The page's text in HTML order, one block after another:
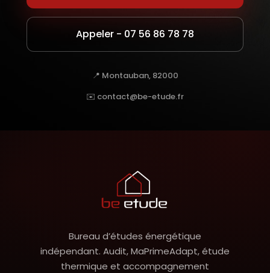
Appeler - 07 56 86 78 78
📍 Montauban, 82000
✉️ contact@be-etude.fr
Bureau d’études énergétique
indépendant. Audit, MaPrimeAdapt, étude
thermique et accompagnement